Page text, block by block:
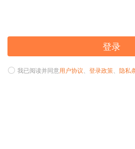
登录
我已阅读并同意用户协议、 登录政策、 隐私